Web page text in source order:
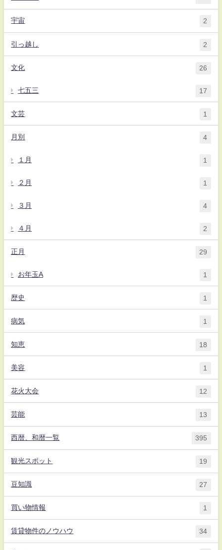
宇宙 2
引っ越し 2
文化 26
七五三 17
文芸 1
月別 4
１月 1
２月 1
３月 4
４月 2
正月 29
お年玉A 1
歴史 1
病気 1
知恵 18
美容 1
花火大会 12
芸能 13
西暦、和暦一覧 395
観光スポット 19
豆知識 27
買い物情報 1
賃貸物件のノウハウ 34